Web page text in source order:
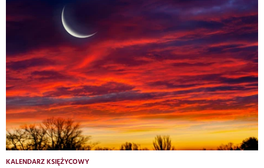
KALENDARZ KSIĘŻYCOWY